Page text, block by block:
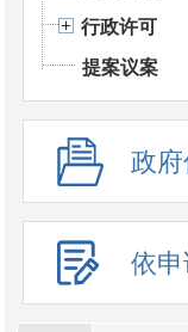
行政许可
提案议案
政
依